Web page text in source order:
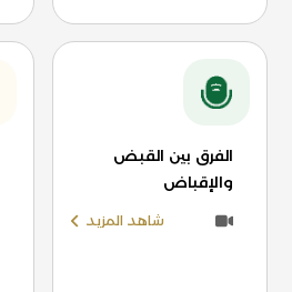
الفرق بين القبض
والإقباض
شاهد المزيد